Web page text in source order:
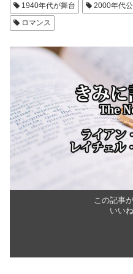
1940年代が舞台 2000年代
ロマンス
この記事
いい